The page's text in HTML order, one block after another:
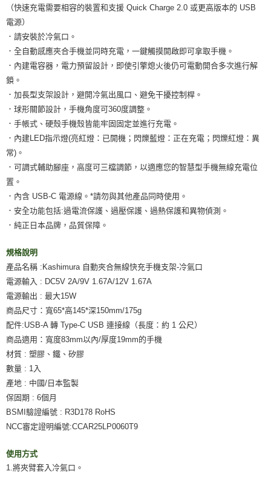
（快速充電需要相容的裝置和支援 Quick Charge 2.0 或更高版本的 USB
電源）
．請安裝於冷氣口。
．全自動感應夾合手機並同時充電，一鍵觸摸開啟即可拿取手機。
．內建電容器，電力預留設計，即使引擎熄火後仍可電動開合多次進行解
鎖。
．加長型支架設計，避開冷氣出風口、避免干擾控制桿。
．球形關節設計，手機角度可360度調整。
．手帳式、硬殼手機殼皆能牢固固定並進行充電。
．內建LED指示燈(亮紅燈：已開機；閃爍藍燈：正在充電；閃爍紅燈：異
常)。
．可調式輔助腳座，高度可三檔調節，以適應您的智慧型手機無線充電位
置。
．內含 USB-C 電源線。*請勿與其他產品同時使用。
．安全功能包括:過電流保護、過壓保護、過熱保護和異物偵測。
．純正日本品牌，品質保障。
規格說明
產品名稱 :Kashimura 自動夾合無線快充手機支架-冷氣口
電源輸入 : DC5V 2A/9V 1.67A/12V 1.67A
電源輸出 : 最大15W
商品尺寸：寬65*高145*深150mm/175g
配件:USB-A 轉 Type-C USB 連接線（長度：約 1 公尺）
商品適用：寬度83mm以內/厚度19mm的手機
材質 : 塑膠、鐵、矽膠
數量 : 1入
產地 : 中國/日本監製
保固期 : 6個月
BSMI驗證編號 : R3D178 RoHS
NCC審定證明編號:CCAR25LP0060T9
使用方式
1.將夾臂套入冷氣口。